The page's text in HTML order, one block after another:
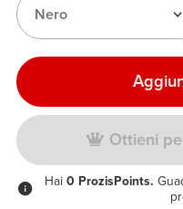
Nero
Ottieni
Hai 0 ProzisPoints.